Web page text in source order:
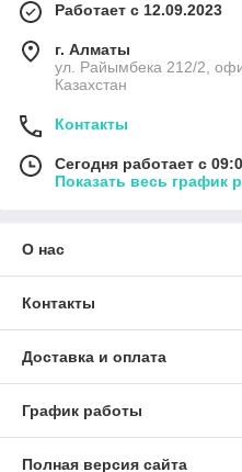
Работает с 12.09.2023
г. Алматы
ул. Райымбека 212/2,
Казахстан
Контакты
Сегодня работает с
Показать весь график
О нас
Контакты
Доставка и оплата
График работы
Полная версия сайта